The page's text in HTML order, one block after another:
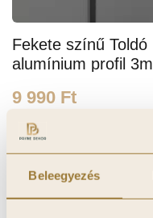
Beleegyezés
Fekete színű Toldó
alumínium profil 3m
széles
9 990 Ft
-
Kosárba teszem